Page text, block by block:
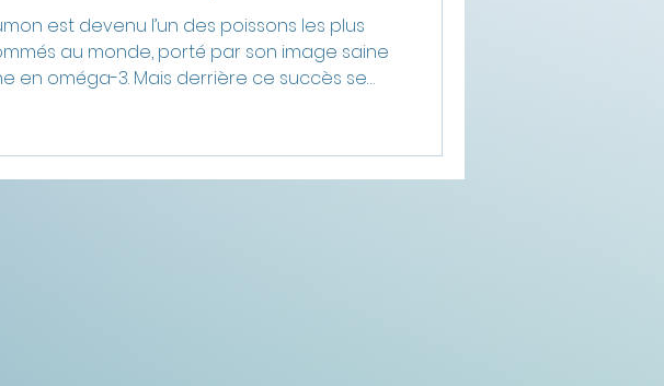
savoir
est devenu l’un des poissons les plus
au monde, porté par son image saine
en oméga-3. Mais derrière ce succès se
et pression sur les écosystèmes
Découvrez les impacts réels du